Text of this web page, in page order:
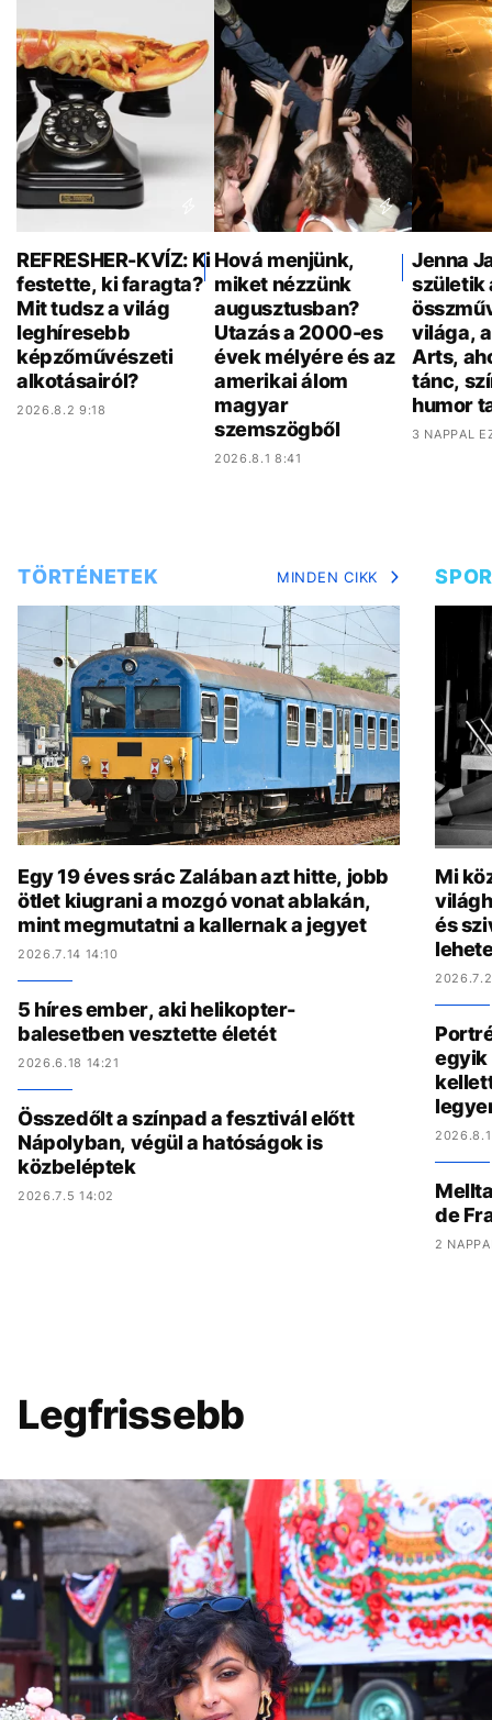
REFRESHER-KVÍZ: Ki
festette, ki faragta?
Mit tudsz a világ
leghíresebb
képzőművészeti
alkotásairól?
2026.8.2 9:18
Hová menjünk,
miket nézzünk
augusztusban?
Utazás a 2000-es
évek mélyére és az
amerikai álom
magyar
szemszögből
2026.8.1 8:41
Jenna
születik
világa,
Arts,
tánc,
humor
3 NAPPAL
TÖRTÉNETEK MINDEN CIKK
Egy 19 éves srác Zalában azt hitte, jobb
ötlet kiugrani a mozgó vonat ablakán,
mint megmutatni a kallernak a jegyet
2026.7.14 14:10
5 híres ember, aki helikopter-
balesetben vesztette életét
2026.6.18 14:21
Összedőlt a színpad a fesztivál előtt
Nápolyban, végül a hatóságok is
közbeléptek
2026.7.5 14:02
Mi
és
egyik
de
2
Legfrissebb